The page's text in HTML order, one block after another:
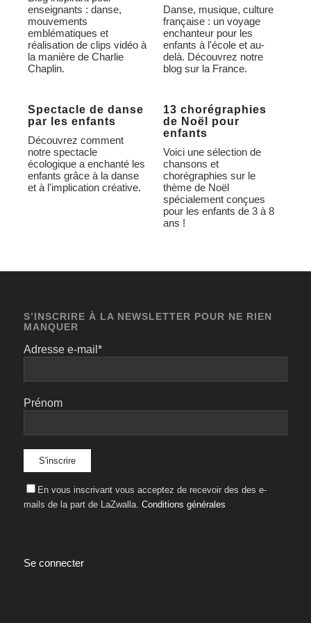
enseignants : danse,
mouvements
emblématiques et
réalisation de clips vidéo à
la manière de Charlie
Chaplin.
Danse, musique, culture
française : un voyage
enchanteur pour les
enfants à l'école et au-
delà. Découvrez notre
blog sur la France.
Spectacle de danse
par les enfants
Découvrez comment
notre spectacle
écologique a enchanté les
enfants grâce à la danse
et à l'implication créative.
13 chorégraphies
de Noël pour
enfants
Voici une sélection de
chansons et
chorégraphies sur le
thème de Noël
spécialement conçues
pour les enfants de 3 à 8
ans !
S’INSCRIRE À LA NEWSLETTER POUR NE RIEN
MANQUER
Adresse e-mail*
Prénom
En vous inscrivant vous acceptez de recevoir des des e-
mails de la part de LaZwalla. Conditions générales
Se connecter